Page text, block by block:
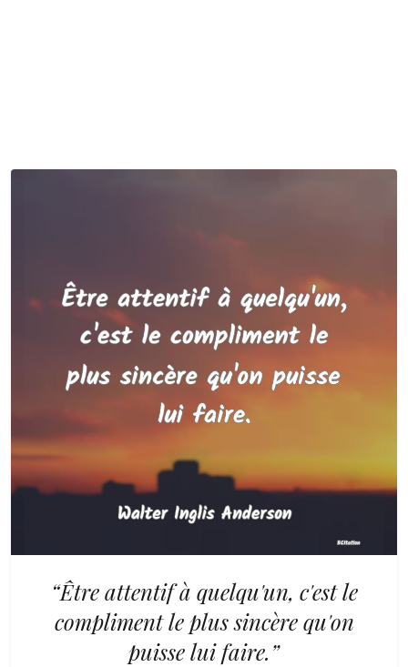
“Être attentif à quelqu'un, c'est le
compliment le plus sincère qu'on
puisse lui faire.”